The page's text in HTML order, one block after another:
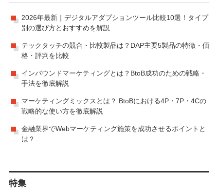
2026年最新｜デジタルアダプションツール比較10選！タイプ
別の選び方とおすすめを解説
テックタッチの競合・比較製品は？DAP主要5製品の特徴・価
格・評判を比較
インバウンドマーケティングとは？BtoB成功のための戦略・
手法を徹底解説
マーケティングミックスとは？ BtoBにおける4P・7P・4Cの
戦略的な使い方を徹底解説
金融業界でWebマーケティング施策を成功させるポイントと
は？
特集